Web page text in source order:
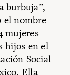
burbuja”,
el nombre
mujeres
hijos en el
Social
Ella